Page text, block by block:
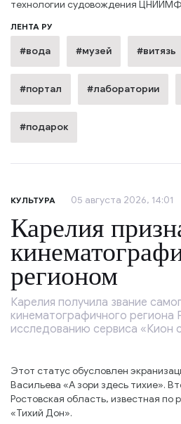
технологии судовождения
ЛЕНТА РУ
#вода #музей #витязь
#портал #лаборатории
#подарок
КУЛЬТУРА 05 августа 2026, 14:01
Карелия
регионом
Карелия получила звание
кинематографичного региона
исследованию сервиса «Кион
Этот статус обусловлен
Васильева «А зори здесь тихие».
Ростовская область, известная
«Тихий Дон».